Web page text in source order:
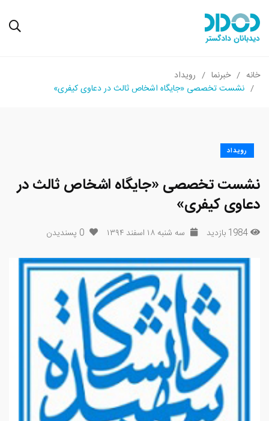
خانه خبرنما
رویداد
نشست تخصصی «جایگاه اشخاص ثالث در دعاوی کیفری»
رویداد
نشست تخصصی «جایگاه اشخاص ثالث در
دعاوی کیفری»
1984 بازدید سه شنبه ۱۸ اسفند ۱۳۹۴ 0 پسندیدن